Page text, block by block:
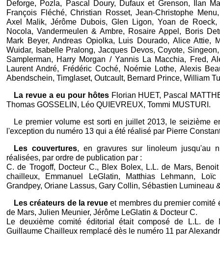
Deforge, Pozla, Pascal Doury, Dufaux et Grenson, Ilan
François Fléché, Christian Rosset, Jean-Christophe
Axel Malik, Jérôme Dubois, Glen Ligon, Yoan de
Nocola, Vandermeulen & Ambre, Rosaire Appel, Boris
Mark Beyer, Andreas Opiolka, Luis Dourado, Alice Attie,
Wuidar, Isabelle Pralong, Jacques Devos, Coyote,
Samplerman, Harry Morgan / Yannis La Macchia, Fred,
Laurent André, Frédéric Coché, Noémie Lothe, Alexis
Abendschein, Timglaset, Outcault, Bernard Prince, William
La revue a eu pour hôtesFlorian HUET, Pascal
Thomas GOSSELIN, Léo QUIEVREUX, Tommi MUSTURI.
Le premier volume est sorti en juillet 2013, le seizième
l'exception du numéro 13 qui a été réalisé par Pierre
Les couvertures, en gravures sur linoleum jusqu'au
réalisées, par ordre de publication par :
C. de Trogoff, Docteur C., Blex Bolex, L.L. de Mars,
chailleux, Emmanuel LeGlatin, Matthias Lehmann,
Grandpey, Oriane Lassus, Gary Collin, Sébastien Lumineau
Les créateurs de la revueet membres du premier comité
de Mars, Julien Meunier, Jérôme LeGlatin & Docteur C.
Le deuxième comité éditorial était composé de L.L. de
Guillaume Chailleux remplacé dès le numéro 11 par